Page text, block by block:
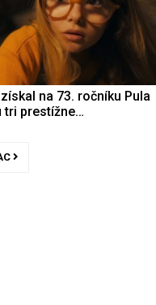
na 73. ročníku Pula
tri prestížne…